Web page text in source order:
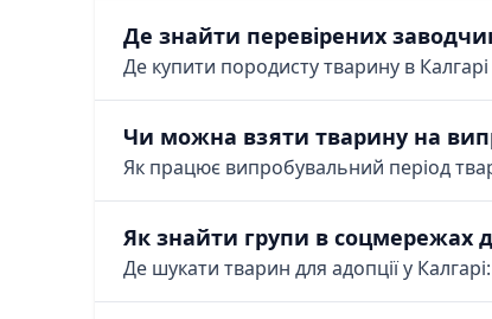
Де знайти перевірених
Де купити породисту тварину в
Чи можна взяти тварину на
Як працює випробувальний період
Як знайти групи в соцмережах
Де шукати тварин для адопції у